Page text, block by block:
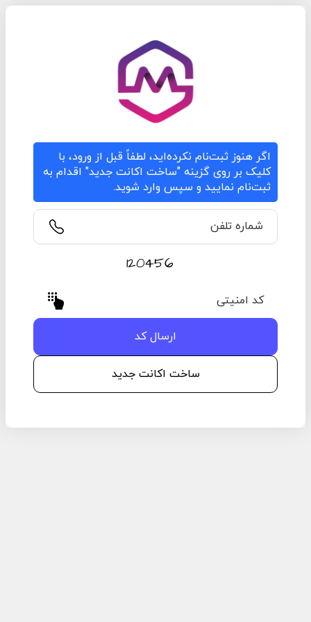
اگر هنوز ثبت‌نام نکرده‌اید، لطفاً قبل از ورود، با
کلیک بر روی گزینه "ساخت اکانت جدید" اقدام به
ثبت‌نام نمایید و سپس وارد شوید.
شماره تلفن
کد امنیتی
ساخت اکانت جدید